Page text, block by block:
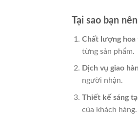
Tại sao bạn
Chất lượng
từng sản phẩm.
Dịch vụ giao
người nhận.
Thiết kế sáng
của khách hàng.